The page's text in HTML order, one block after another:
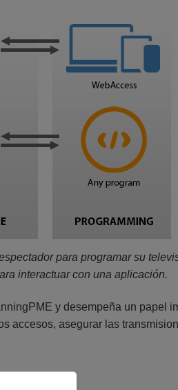
para programar su
interactuar con una aplicación.
y desempeña un papel
accesos, asegurar las